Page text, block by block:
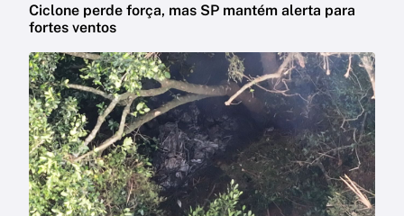
Ciclone perde força, mas SP mantém alerta para
fortes ventos